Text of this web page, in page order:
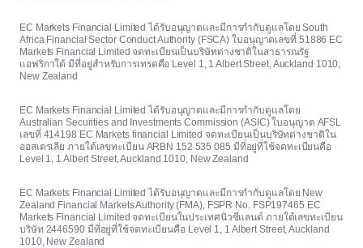
EC Markets Financial Limited ได้รับอนุญาตและมีการกำกับดูแลโดย South
Africa Financial Sector Conduct Authority (FSCA) ใบอนุญาตเลขที่ 51886 EC
Markets Financial Limited จดทะเบียนเป็นบริษัทต่างชาติในสาธารณรัฐ
แอฟริกาใต้ มีที่อยู่สำหรับการเทรดคือ Level 1, 1 Albert Street, Auckland 1010,
New Zealand
EC Markets Financial Limited ได้รับอนุญาตและมีการกำกับดูแลโดย
Australian Securities and Investments Commission (ASIC) ใบอนุญาต AFSL
เลขที่ 414198 EC Markets financial Limited จดทะเบียนเป็นบริษัทต่างชาติใน
ออสเตรเลีย ภายใต้เลขทะเบียน ARBN 152 535 085 มีที่อยู่ที่ใช้จดทะเบียนคือ
Level 1, 1 Albert Street, Auckland 1010, New Zealand
EC Markets Financial Limited ได้รับอนุญาตและมีการกำกับดูแลโดย New
Zealand Financial Markets Authority (FMA), FSPR No. FSP197465 EC
Markets Financial Limited จดทะเบียนในประเทศนิวซีแลนด์ ภายใต้เลขทะเบียน
บริษัท 2446590 มีที่อยู่ที่ใช้จดทะเบียนคือ Level 1, 1 Albert Street, Auckland
1010, New Zealand